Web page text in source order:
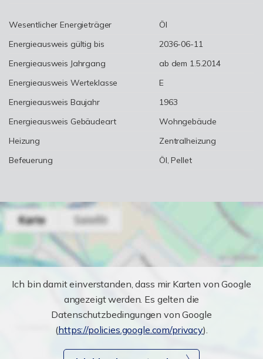
Wesentlicher Energieträger
Öl
Energieausweis gültig bis
2036-06-11
Energieausweis Jahrgang
ab dem 1.5.2014
Energieausweis Werteklasse
E
Energieausweis Baujahr
1963
Energieausweis Gebäudeart
Wohngebäude
Heizung
Zentralheizung
Befeuerung
Öl, Pellet
Ich bin damit einverstanden, dass mir Karten von Google
angezeigt werden. Es gelten die
Datenschutzbedingungen von Google
(https://policies.google.com/privacy).